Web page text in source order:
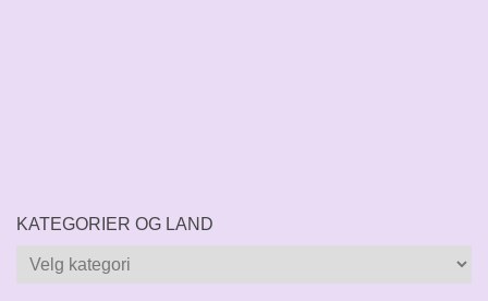
KATEGORIER OG LAND
Kategorier